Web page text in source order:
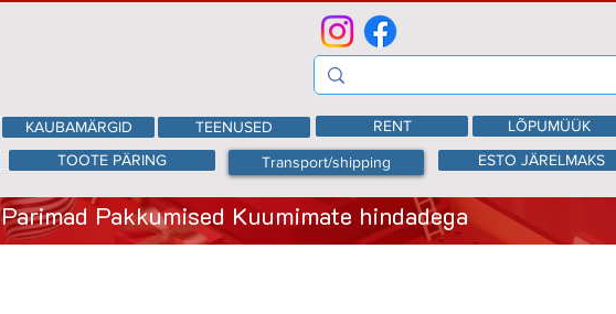
KAUBAMÄRGID TEENUSED RENT LÕPUMÜÜK
TOOTE PÄRING
Transport/shipping ESTO JÄRELMAKS
Parimad Pakkumised Kuumimate hindadega